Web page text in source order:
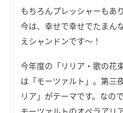
もちろんプレッシャーもあ
今は、幸せで幸せでたまん
えシャンドンです～！
今年度の「リリア・歌の花
は「モーツァルト」。第三
リア」がテーマです。なの